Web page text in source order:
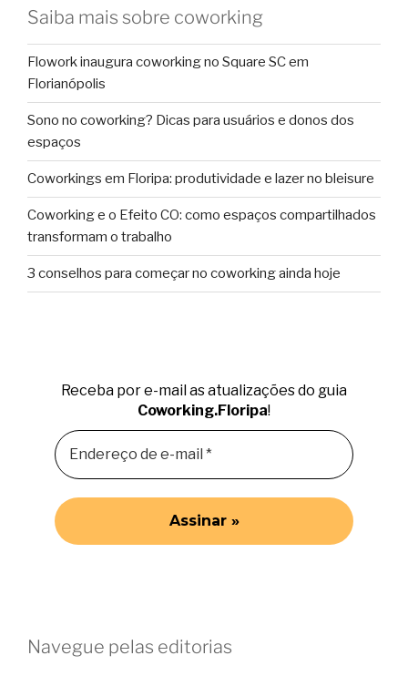
Saiba mais sobre coworking
Flowork inaugura coworking no Square SC em
Florianópolis
Sono no coworking? Dicas para usuários e donos dos
espaços
Coworkings em Floripa: produtividade e lazer no bleisure
Coworking e o Efeito CO: como espaços compartilhados
transformam o trabalho
3 conselhos para começar no coworking ainda hoje
Receba por e-mail as atualizações do guia
Coworking.Floripa!
Navegue pelas editorias